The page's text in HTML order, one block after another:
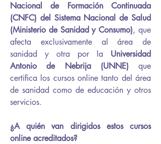
Nacional de Formación Continuada
(CNFC) del Sistema Nacional de Salud
(Ministerio de Sanidad y Consumo), que
afecta exclusivamente al área de
sanidad y otra por la Universidad
Antonio de Nebrija (UNNE) que
certifica los cursos online tanto del área
de sanidad como de educación y otros
servicios.
¿A quién van dirigidos estos cursos
online acreditados?